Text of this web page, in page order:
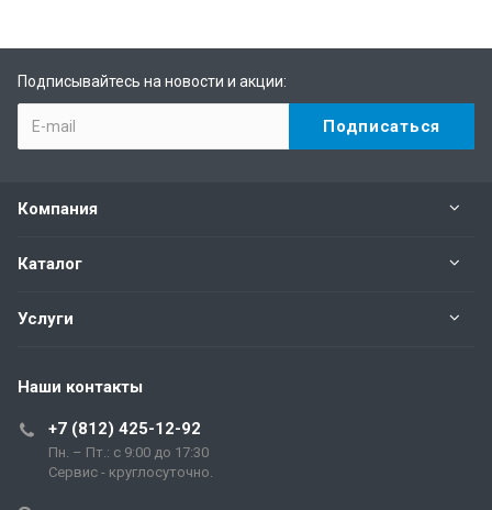
Подписывайтесь на новости и акции:
Компания
Каталог
Услуги
Наши контакты
+7 (812) 425-12-92
Пн. – Пт.: с 9:00 до 17:30
Сервис - круглосуточно.